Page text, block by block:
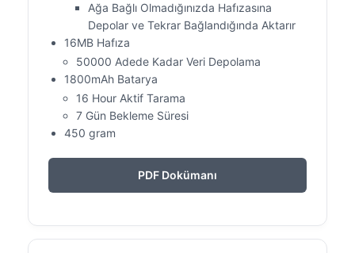
Ağa Bağlı Olmadığınızda Hafızasına
Depolar ve Tekrar Bağlandığında Aktarır
16MB Hafıza
50000 Adede Kadar Veri Depolama
1800mAh Batarya
16 Hour Aktif Tarama
7 Gün Bekleme Süresi
450 gram
PDF Dokümanı